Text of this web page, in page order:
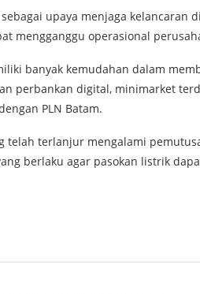
upaya menjaga kelancaran
mengganggu operasional
banyak kemudahan dalam
perbankan digital, minimarket
PLN Batam.
telah terlanjur mengalami
berlaku agar pasokan listrik